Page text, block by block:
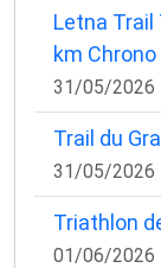
Letna Trail
km Chrono
31/05/2026
Trail du
31/05/2026
Triathlon
01/06/2026